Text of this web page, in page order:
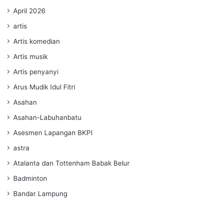
April 2026
artis
Artis komedian
Artis musik
Artis penyanyi
Arus Mudik Idul Fitri
Asahan
Asahan-Labuhanbatu
Asesmen Lapangan BKPI
astra
Atalanta dan Tottenham Babak Belur
Badminton
Bandar Lampung